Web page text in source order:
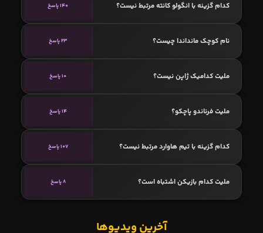
کدام گزینه با انگولو کانته مرتبط نیست؟ 140 پاسخ
نام کوچک مانداندا چیست؟ 23 پاسخ
ملیت کدامیک ژاپن نیست؟ 10 پاسخ
ملیت فرناندو پاچکو؟ 14 پاسخ
کدام گزینه با تیم هاوارد مرتبط نیست؟ 107 پاسخ
ملیت کدام بازیکن اشتباه است؟ 8 پاسخ
آخرین ویدیوها